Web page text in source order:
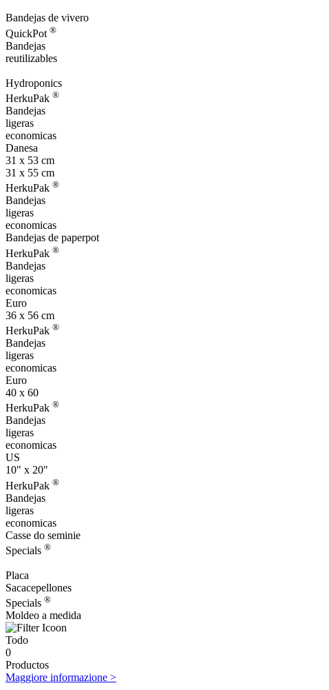
Bandejas de vivero
QuickPot ®
Bandejas
reutilizables
Hydroponics
HerkuPak ®
Bandejas
ligeras
economicas
Danesa
31 x 53 cm
31 x 55 cm
HerkuPak ®
Bandejas
ligeras
economicas
Bandejas de paperpot
HerkuPak ®
Bandejas
ligeras
economicas
Euro
36 x 56 cm
HerkuPak ®
Bandejas
ligeras
economicas
Euro
40 x 60
HerkuPak ®
Bandejas
ligeras
economicas
US
10" x 20"
HerkuPak ®
Bandejas
ligeras
economicas
Casse do seminie
Specials ®
Placa
Sacacepellones
Specials ®
Moldeo a medida
Todo
0
Productos
Maggiore informazione >